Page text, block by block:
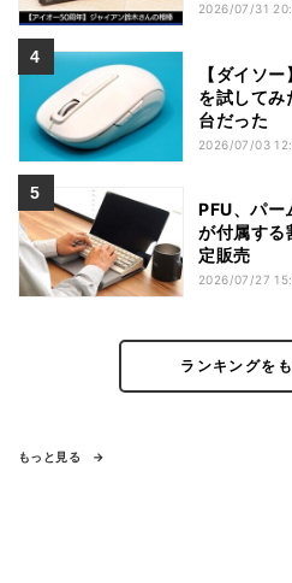
2026/07/31
【ダイソ
を試してみ
台だった
2026/07/03
PFU、パー
が付属す
定販売
2026/07/27
ランキングを
もっと見る